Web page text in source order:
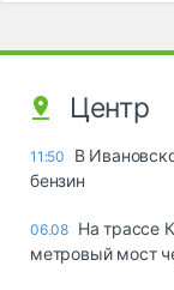
Центр
11:50
В
бензин
06.08 На трассе
метровый мост